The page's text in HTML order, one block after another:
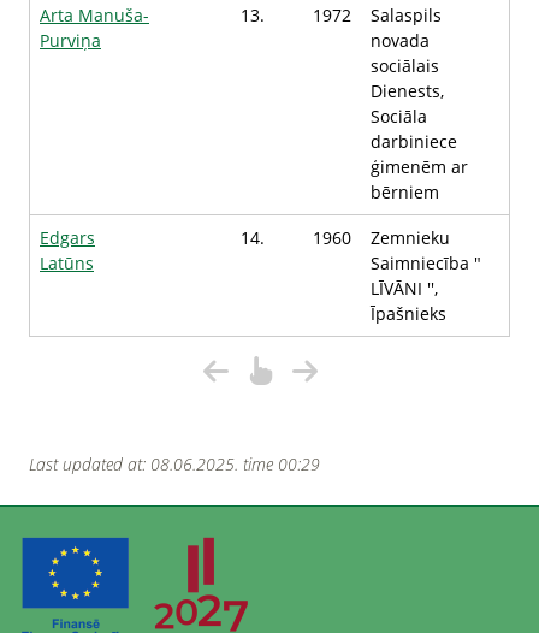
Arta Manuša-
Purviņa
13. 1972
Salaspils
novada
sociālais
Dienests,
Sociāla
darbiniece
ģimenēm ar
bērniem
Edgars
Latūns
14. 1960
Zemnieku
Saimniecība "
LĪVĀNI '',
Īpašnieks
Last updated at: 08.06.2025. time 00:29